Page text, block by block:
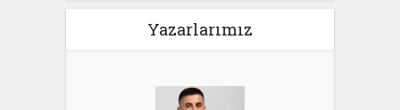
Yazarlarımız